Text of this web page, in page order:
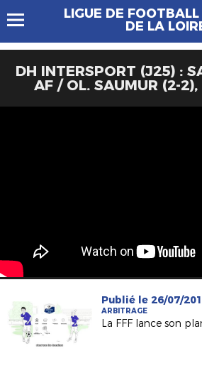
LIGUE DE
DE LA
DH INTERSPORT (J25) :
AF / OL. SAUMUR (2-2),
Publié le 26/07/
ARBITRAGE